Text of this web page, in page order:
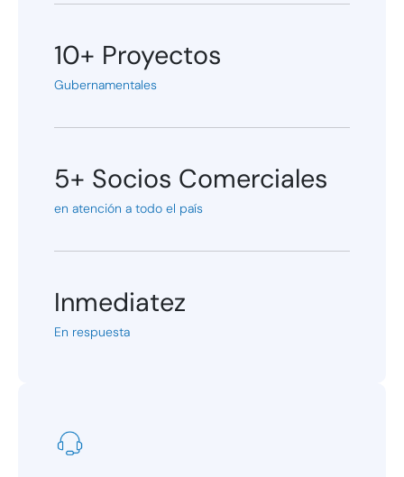
10+ Proyectos
Gubernamentales
5+ Socios Comerciales
en atención a todo el país
Inmediatez
En respuesta